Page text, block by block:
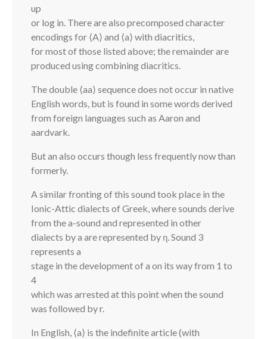
up
or log in. There are also precomposed character
encodings for ⟨A⟩ and ⟨a⟩ with diacritics,
for most of those listed above; the remainder are
produced using combining diacritics.
The double ⟨aa⟩ sequence does not occur in native
English words, but is found in some words derived
from foreign languages such as Aaron and
aardvark.
But an also occurs though less frequently now than
formerly.
A similar fronting of this sound took place in the
Ionic-Attic dialects of Greek, where sounds derive
from the a-sound and represented in other
dialects by a are represented by η. Sound 3
represents a
stage in the development of a on its way from 1 to
4
which was arrested at this point when the sound
was followed by r.
In English, ⟨a⟩ is the indefinite article (with